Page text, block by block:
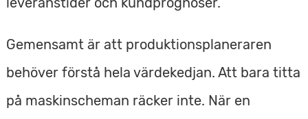
Gemensamt är att produktionsplaneraren
behöver förstå hela värdekedjan. Att bara titta
på maskinscheman räcker inte. När en